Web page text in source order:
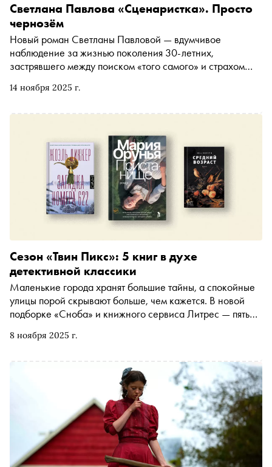
14 ноября 2025 г.
Светлана Павлова «Сценаристка». Просто
чернозём
Новый роман Светланы Павловой — вдумчивое
наблюдение за жизнью поколения 30-летних,
застрявшего между поиском «того самого» и страхом
которая выйдет 27 ноября в «Яндекс Книгах» и
8 ноября 2025 г.
Сезон «Твин Пикс»: 5 книг в духе
детективной классики
Маленькие города хранят большие тайны, а спокойные
улицы порой скрывают больше, чем кажется. В новой
подборке «Сноба» и книжного сервиса Литрес — пять
особенной атмосферой в стиле знаменитого «Твин